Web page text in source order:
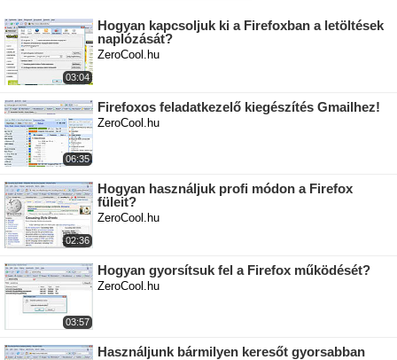
03:04
Hogyan kapcsoljuk ki a Firefoxban a letöltések
naplózását?
ZeroCool.hu
06:35
Firefoxos feladatkezelő kiegészítés Gmailhez!
ZeroCool.hu
02:36
Hogyan használjuk profi módon a Firefox
füleit?
ZeroCool.hu
03:57
Hogyan gyorsítsuk fel a Firefox működését?
ZeroCool.hu
Használjunk bármilyen keresőt gyorsabban